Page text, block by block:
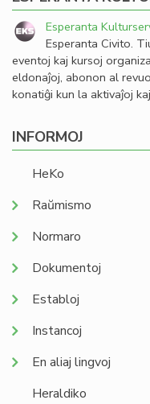
Esperanta
Esperanta Civito.
eventoj kaj kursoj
eldonaĵoj, abonon al
konatiĝi kun la aktivaĵoj
INFORMOJ
HeKo
Raŭmismo
Normaro
Dokumentoj
Establoj
Instancoj
En aliaj lingvoj
Heraldiko